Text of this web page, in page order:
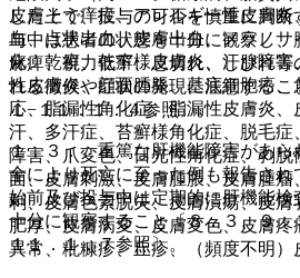
した上で、投与の可否を慎重に判
与中は患者の状態を十分に観察し
麻痺、視力低下、息切れ、しびれ
れる徴候や症状の発現に注意するこ
１−１１．１．４参照〕。
１．３． 重篤な肝機能障害があら
全により死亡に至った例も報告され
始前及び投与中は定期的に肝機能
十分に観察すること〔８．３、９
１１．１．７参照〕。
皮膚そう痒症、アレルギー性皮膚
血、点状出血、皮膚出血、メラノサ
化、乾癬、乾癬様皮膚炎、汗腺障
性皮膚炎、顔面腫脹、基底細胞癌、
応、脂漏性角化症、脂漏性皮膚炎
汗、多汗症、苔癬様角化症、脱毛症
障害、爪変色、日光性角化症、剥
面、皮膚刺激、皮膚腫脹、皮膚腫
剰、皮膚色素脱失、皮膚潰瘍、皮
肥厚、皮膚病変、皮膚変色、皮膚
異常、粃糠疹、丘疹、（頻度不明）